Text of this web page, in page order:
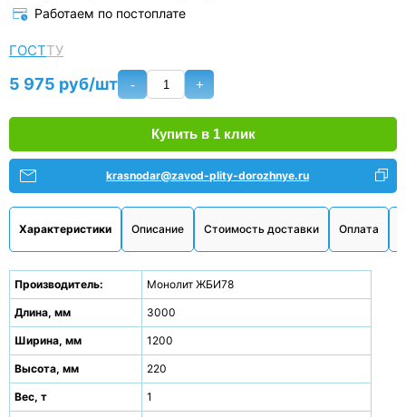
Работаем по постоплате
ГОСТТУ
5 975 руб/шт - +
Купить в 1 клик
krasnodar@zavod-plity-dorozhnye.ru
Характеристики Описание Стоимость доставки Оплата
Производитель: Монолит ЖБИ78
Длина, мм 3000
Ширина, мм 1200
Высота, мм 220
Вес, т 1